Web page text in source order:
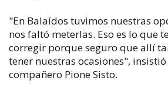
"En Balaídos tuvimos nuestras
nos faltó meterlas. Eso es lo que
corregir porque seguro que allí
tener nuestras ocasiones",
compañero Pione Sisto.